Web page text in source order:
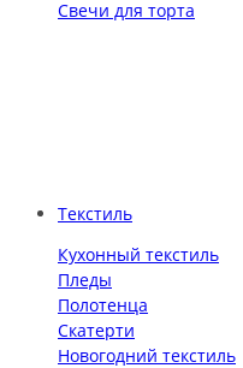
Свечи для торта
Текстиль
Кухонный текстиль
Пледы
Полотенца
Скатерти
Новогодний текстиль